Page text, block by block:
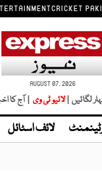
CRICKET
AUGUST 07, 2026
لگائیں |لائیو ٹی وی | آج کا
لائف اسٹائل